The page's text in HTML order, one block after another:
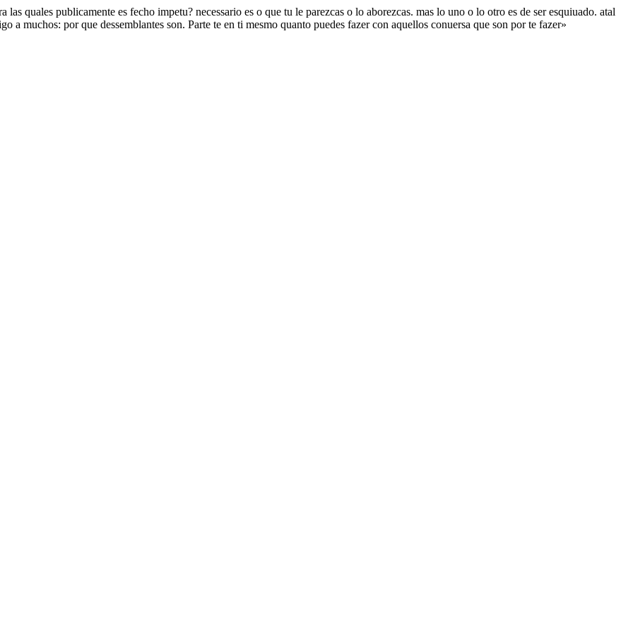
quales publicamente es fecho impetu? necessario es o que tu le parezcas o lo aborezcas. mas lo uno o lo otro es de ser esquiuado. atal
a muchos: por que dessemblantes son. Parte te en ti mesmo quanto puedes fazer con aquellos conuersa que son por te fazer»